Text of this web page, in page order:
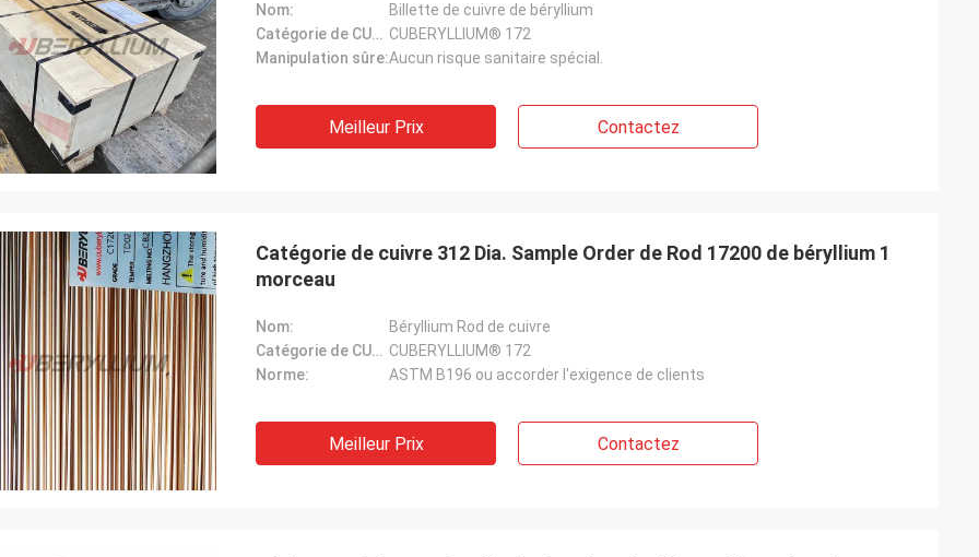
Nom:
Billette de cuivre de béryllium
Catégorie de CUBERYLLIUM®: CUBERYLLIUM® 172
Manipulation sûre:Aucun risque sanitaire spécial.
Meilleur Prix Contactez
Catégorie de cuivre 312 Dia. Sample Order de Rod 17200 de béryllium 1
morceau
Nom:
Béryllium Rod de cuivre
Catégorie de CUBERYLLIUM®: CUBERYLLIUM® 172
Norme:
ASTM B196 ou accorder l'exigence de clients
Meilleur Prix Contactez